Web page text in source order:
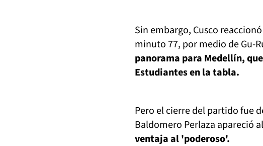
Sin embargo, Cusco
minuto 77, por medio de Gu-
panorama para Medellín,
Estudiantes en la tabla.
Pero el cierre del partido fue
Baldomero Perlaza apareció al
ventaja al 'poderoso'.